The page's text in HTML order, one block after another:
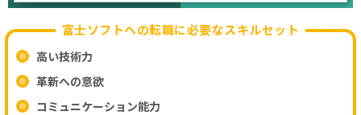
富士ソフトへの転職に必要なスキルセット
高い技術力
革新への意欲
コミュニケーション能力